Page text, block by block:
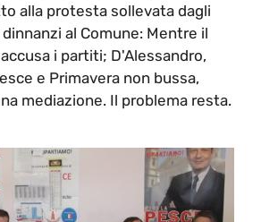
alla protesta sollevata dagli
al Comune: Mentre il
i partiti; D'Alessandro,
e Primavera non bussa,
mediazione. Il problema resta.